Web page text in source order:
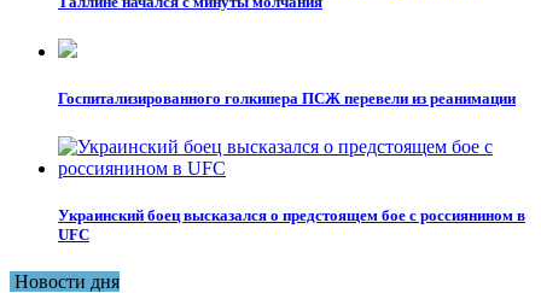
Госпитализированного голкипера ПСЖ перевели из реанимации
Украинский боец высказался о предстоящем бое с россиянином в
UFC
Новости дня